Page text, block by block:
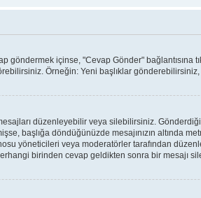
göndermek içinse, "Cevap Gönder" bağlantısına
Örneğin: Yeni başlıklar
düzenleyebilir veya silebilirsiniz.
başlığa döndüğünüzde mesajınızın altında
yöneticileri veya moderatörler tarafından
birinden cevap geldikten sonra bir mesajı